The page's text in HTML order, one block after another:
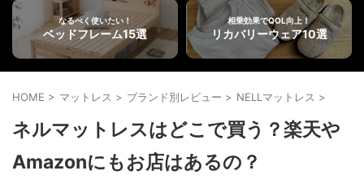
なるべく使いたい！
ベッドフレーム15選
相乗効果でQOL向上！
リカバリーウェア10選
HOME > マットレス > ブランド別レビュー > NELLマットレス >
ネルマットレスはどこで買う？楽天や
Amazonにもお店はあるの？